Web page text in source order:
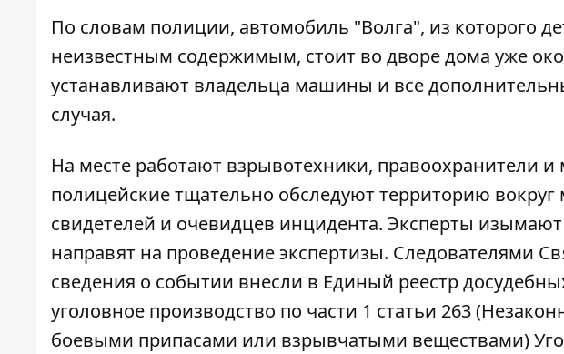
По словам полиции, автомобиль "Волга", из которого
неизвестным содержимым, стоит во дворе дома уже
устанавливают владельца машины и все
случая.
На месте работают взрывотехники, правоохранители
полицейские тщательно обследуют территорию
свидетелей и очевидцев инцидента. Эксперты
направят на проведение экспертизы. Следователями
сведения о событии внесли в Единый реестр
уголовное производство по части 1 статьи 263
боевыми припасами или взрывчатыми веществами)